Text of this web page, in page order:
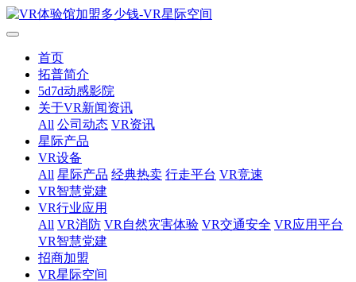
首页
拓普简介
5d7d动感影院
关于VR新闻资讯
All 公司动态 VR资讯
星际产品
VR设备
All 星际产品 经典热卖 行走平台 VR竞速
VR智慧党建
VR行业应用
All VR消防 VR自然灾害体验 VR交通安全 VR应用平台
VR智慧党建
招商加盟
VR星际空间